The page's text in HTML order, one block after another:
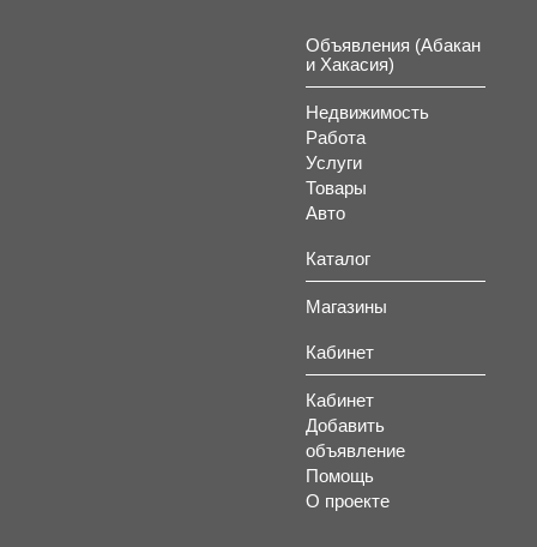
Объявления (Абакан
и Хакасия)
Недвижимость
Работа
Услуги
Товары
Авто
Каталог
Магазины
Кабинет
Кабинет
Добавить
объявление
Помощь
О проекте